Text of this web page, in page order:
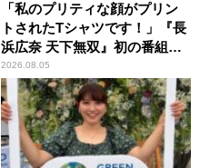
「私のプリティな顔がプリン
トされたTシャツです！」『長
浜広奈 天下無双』初の番組グ
ッズ発売
2026.08.05